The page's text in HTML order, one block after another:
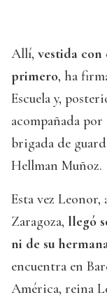
Allí, vestida con
primero, ha
Escuela y,
acompañada
brigada de
Hellman Muñoz.
Esta vez
Zaragoza, llegó
ni de su
encuentra en
América, reina